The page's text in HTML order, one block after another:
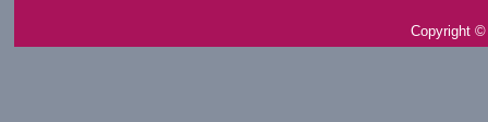
Copyright